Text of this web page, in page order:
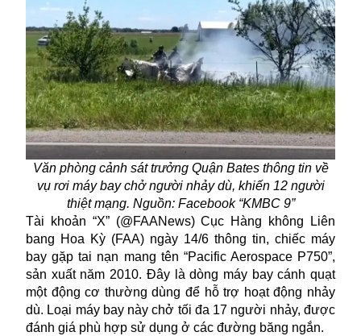
Văn phòng cảnh sát trưởng Quận Bates thông tin về
vụ rơi máy bay chở người nhảy dù, khiến 12 người
thiệt mạng. Nguồn: Facebook “KMBC 9”
Tài khoản “X” (@FAANews) Cục Hàng không Liên
bang Hoa Kỳ (FAA) ngày 14/6 thông tin, chiếc máy
bay gặp tai nạn mang tên “Pacific Aerospace P750”,
sản xuất năm 2010. Đây là dòng máy bay cánh quạt
một động cơ thường dùng để hỗ trợ hoạt động nhảy
dù. Loại máy bay này chở tối đa 17 người nhảy, được
đánh giá phù hợp sử dụng ở các đường băng ngắn.